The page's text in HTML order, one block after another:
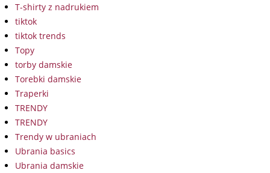
T-shirty z nadrukiem
tiktok
tiktok trends
Topy
torby damskie
Torebki damskie
Traperki
TRENDY
TRENDY
Trendy w ubraniach
Ubrania basics
Ubrania damskie